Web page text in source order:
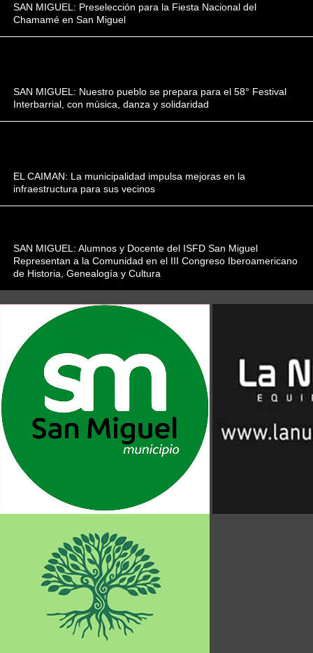
SAN MIGUEL: Preselección para la Fiesta Nacional del
Chamamé en San Miguel
SAN MIGUEL: Nuestro pueblo se prepara para el 58° Festival
Interbarrial, con música, danza y solidaridad
EL CAIMAN: La municipalidad impulsa mejoras en la
infraestructura para sus vecinos
SAN MIGUEL: Alumnos y Docente del ISFD San ​​Miguel
Representan a la Comunidad en el III Congreso Iberoamericano
de Historia, Genealogía y Cultura